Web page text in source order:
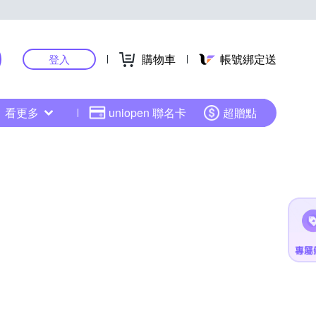
登入 購物車 帳號綁定送
看更多 uniopen 聯名卡 超贈點